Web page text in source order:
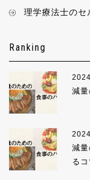
理学療法士のセ
Ranking
減量
減
るコ